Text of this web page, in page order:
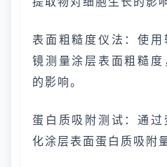
表面粗糙度仪法：使
镜测量涂层表面粗糙
的影响。
蛋白质吸附测试：通
化涂层表面蛋白质吸附